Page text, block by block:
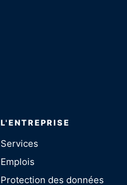
L'ENTREPRISE
Services
Emplois
Protection des données